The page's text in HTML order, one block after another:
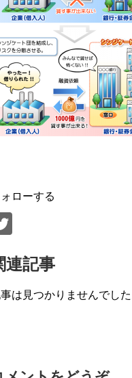
ローする
連記事
は見つかりませんでした